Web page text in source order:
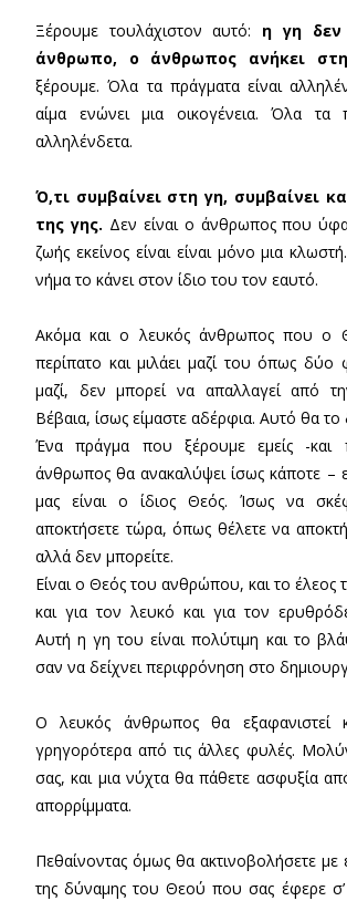
Ξέρουμε τουλάχιστον αυτό: η γη δεν
άνθρωπο, ο άνθρωπος ανήκει
ξέρουμε. Όλα τα πράγματα είναι
αίμα ενώνει μια οικογένεια. Όλα τα
αλληλένδετα.
Ό,τι συμβαίνει στη γη, συμβαίνει
της γης. Δεν είναι ο άνθρωπος που
ζωής εκείνος είναι είναι μόνο μια
νήμα το κάνει στον ίδιο του τον εαυτό.
Ακόμα και ο λευκός άνθρωπος που ο
περίπατο και μιλάει μαζί του όπως δύο
μαζί, δεν μπορεί να απαλλαγεί από
Βέβαια, ίσως είμαστε αδέρφια. Αυτό θα το
Ένα πράγμα που ξέρουμε εμείς -
άνθρωπος θα ανακαλύψει ίσως κάποτε –
μας είναι ο ίδιος Θεός. Ίσως να
αποκτήσετε τώρα, όπως θέλετε να
αλλά δεν μπορείτε.
Είναι ο Θεός του ανθρώπου, και το έλεος
και για τον λευκό και για τον
Αυτή η γη του είναι πολύτιμη και το
σαν να δείχνει περιφρόνηση στο
Ο λευκός άνθρωπος θα εξαφανιστεί
γρηγορότερα από τις άλλες φυλές.
σας, και μια νύχτα θα πάθετε ασφυξία
απορρίμματα.
Πεθαίνοντας όμως θα ακτινοβολήσετε με
της δύναμης του Θεού που σας έφερε